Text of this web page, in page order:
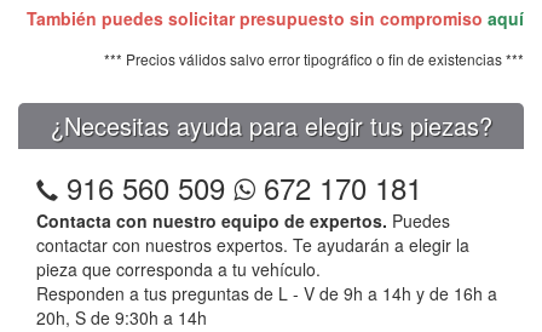
También puedes solicitar presupuesto sin compromiso aquí
*** Precios válidos salvo error tipográfico o fin de existencias ***
¿Necesitas ayuda para elegir tus piezas?
916 560 509 672 170 181
Contacta con nuestro equipo de expertos. Puedes
contactar con nuestros expertos. Te ayudarán a elegir la
pieza que corresponda a tu vehículo.
Responden a tus preguntas de L - V de 9h a 14h y de 16h a
20h, S de 9:30h a 14h